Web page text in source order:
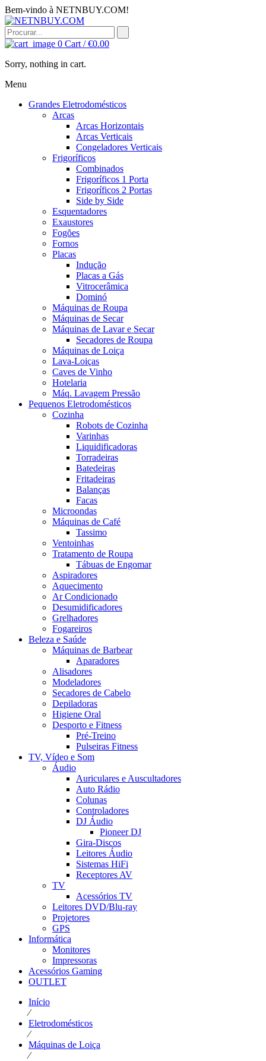
Bem-vindo à NETNBUY.COM!
0 Cart /€0.00
Sorry, nothing in cart.
Menu
Grandes Eletrodomésticos
Arcas
Arcas Horizontais
Arcas Verticais
Congeladores Verticais
Frigoríficos
Combinados
Frigoríficos 1 Porta
Frigoríficos 2 Portas
Side by Side
Esquentadores
Exaustores
Fogões
Fornos
Placas
Indução
Placas a Gás
Vitrocerâmica
Dominó
Máquinas de Roupa
Máquinas de Secar
Máquinas de Lavar e Secar
Secadores de Roupa
Máquinas de Loiça
Lava-Loiças
Caves de Vinho
Hotelaria
Máq. Lavagem Pressão
Pequenos Eletrodomésticos
Cozinha
Robots de Cozinha
Varinhas
Liquidificadoras
Torradeiras
Batedeiras
Fritadeiras
Balanças
Facas
Microondas
Máquinas de Café
Tassimo
Ventoinhas
Tratamento de Roupa
Tábuas de Engomar
Aspiradores
Aquecimento
Ar Condicionado
Desumidificadores
Grelhadores
Fogareiros
Beleza e Saúde
Máquinas de Barbear
Aparadores
Alisadores
Modeladores
Secadores de Cabelo
Depiladoras
Higiene Oral
Desporto e Fitness
Pré-Treino
Pulseiras Fitness
TV, Vídeo e Som
Áudio
Auriculares e Auscultadores
Auto Rádio
Colunas
Controladores
DJ Áudio
Pioneer DJ
Gira-Discos
Leitores Áudio
Sistemas HiFi
Receptores AV
TV
Acessórios TV
Leitores DVD/Blu-ray
Projetores
GPS
Informática
Monitores
Impressoras
Acessórios Gaming
OUTLET
Início
⁄
Eletrodomésticos
⁄
Máquinas de Loiça
⁄